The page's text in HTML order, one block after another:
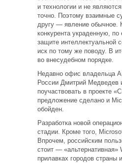
и технологии и не
точно. Поэтому взаимные
другу — явление обычное.
конкурента украденную,
защите интеллектуальной
иск по тому же поводу. В
во внесудебном порядке.
Недавно офис владельца
России Дмитрий Медведев
поучаствовать в проекте
предложение сделано и
обойден.
Разработка новой
стадии. Кроме того,
Впрочем, российским
стоит — «альтернативная»
прилавках городов